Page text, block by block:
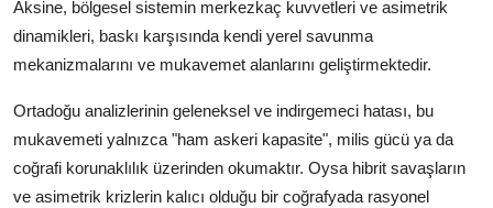
Aksine, bölgesel sistemin merkezkaç kuvvetleri ve asimetrik
dinamikleri, baskı karşısında kendi yerel savunma
mekanizmalarını ve mukavemet alanlarını geliştirmektedir.
Ortadoğu analizlerinin geleneksel ve indirgemeci hatası, bu
mukavemeti yalnızca "ham askeri kapasite", milis gücü ya da
coğrafi korunaklılık üzerinden okumaktır. Oysa hibrit savaşların
ve asimetrik krizlerin kalıcı olduğu bir coğrafyada rasyonel